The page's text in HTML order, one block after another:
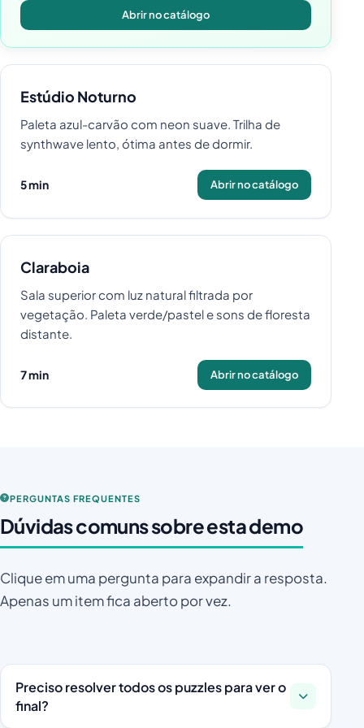
Abrir no catálogo
Estúdio Noturno
Paleta azul-carvão com neon suave. Trilha de
synthwave lento, ótima antes de dormir.
5 min Abrir no catálogo
Claraboia
Sala superior com luz natural filtrada por
vegetação. Paleta verde/pastel e sons de floresta
distante.
7 min Abrir no catálogo
PERGUNTAS FREQUENTES
Dúvidas comuns sobre esta demo
Clique em uma pergunta para expandir a resposta.
Apenas um item fica aberto por vez.
Preciso resolver todos os puzzles para ver o
final?